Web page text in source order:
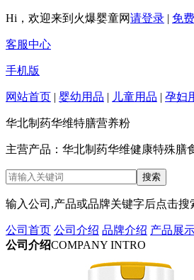
Hi，欢迎来到火爆婴童网请登录 | 免
客服中心
手机版
网站首页 | 婴幼用品 | 儿童用品 | 孕妇
华北制药华维特膳营养粉
主营产品：华北制药华维健康特殊膳
输入公司,产品或品牌关键字后点击搜
公司首页 公司介绍 品牌介绍 产品展
公司介绍COMPANY INTRO